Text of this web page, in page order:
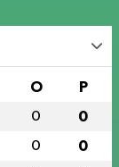
O P
0 0
0 0